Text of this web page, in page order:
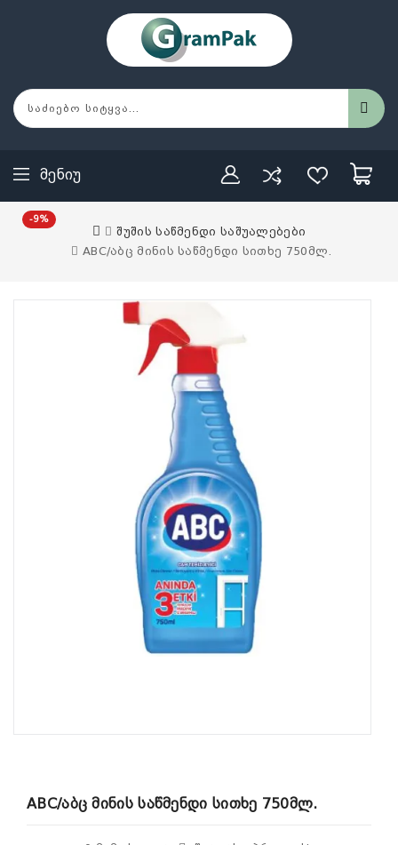
Მენიუ
შუშის საწმენდი საშუალებები
ABC/აბც მინის საწმენდი სითხე 750მლ.
-9%
ABC/აბც Მინის Საწმენდი Სითხე 750მლ.